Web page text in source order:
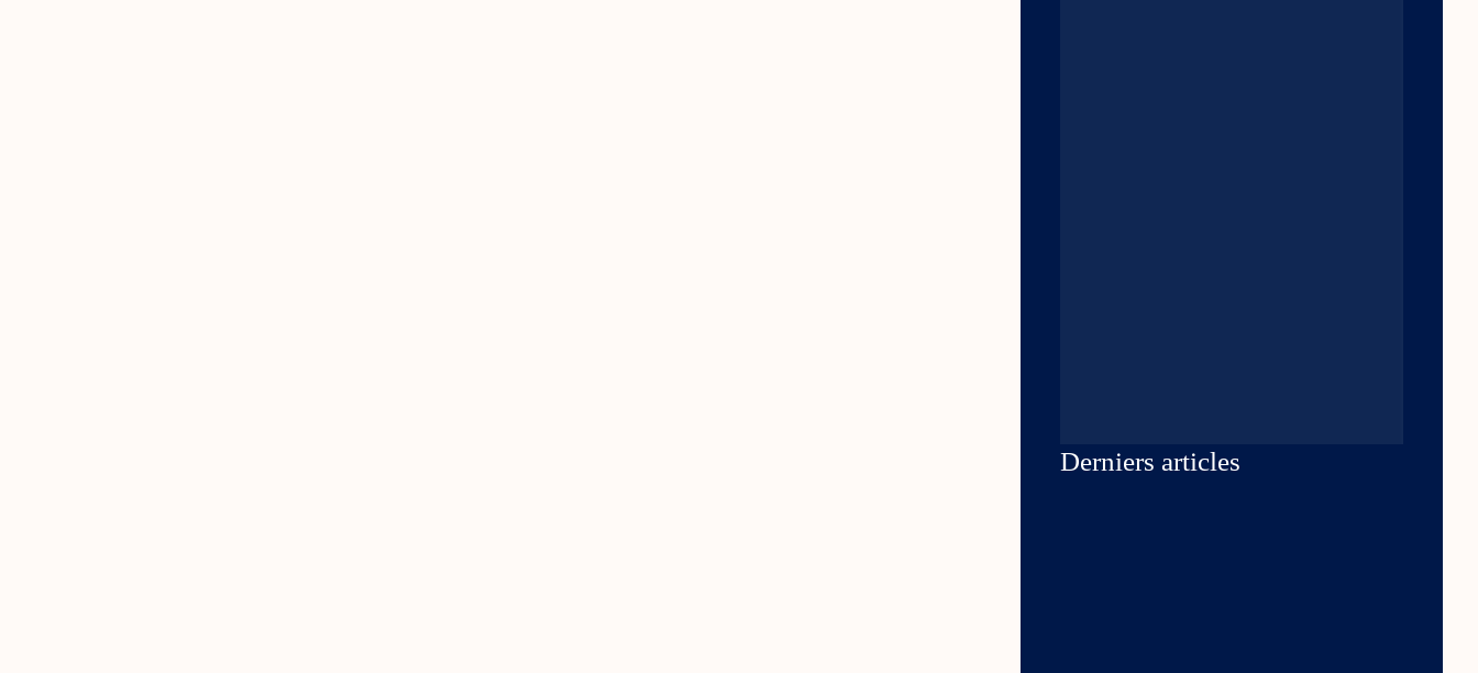
Derniers articles